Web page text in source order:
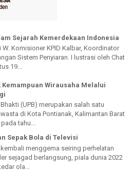
Sejarah Kemerdekaan Indonesia
W. Komisioner KPID Kalbar, Koordinator
Sistem Penyiaran. I lustrasi oleh Chat
19...
Kemampuan Wirausaha Melalui
(UPB) merupakan salah satu
di Kota Pontianak, Kalimantan Barat
tahu...
Sepak Bola di Televisi
menggema seiring perhelatan
sejagad berlangsung, piala dunia 2022
ola...